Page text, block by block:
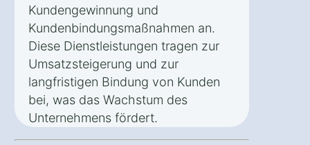
Kundengewinnung und
Kundenbindungsmaßnahmen an.
Diese Dienstleistungen tragen zur
Umsatzsteigerung und zur
langfristigen Bindung von Kunden
bei, was das Wachstum des
Unternehmens fördert.